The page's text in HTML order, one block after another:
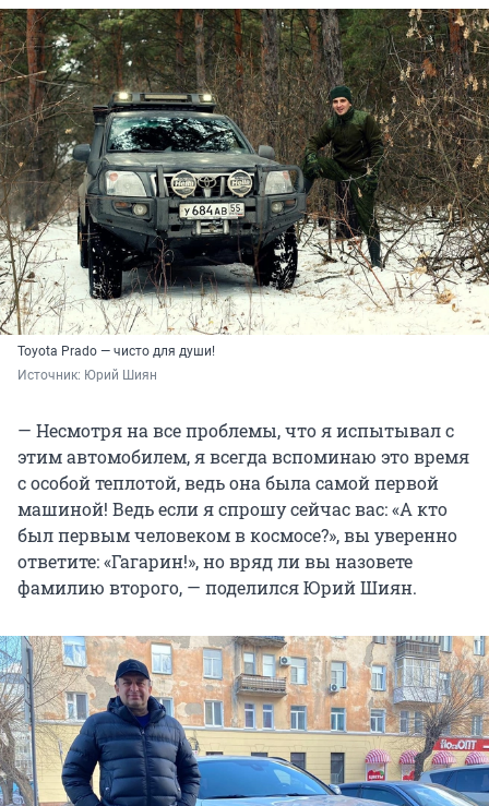
Toyota Prado — чисто для души!
Источник: Юрий Шиян
— Несмотря на все проблемы, что я испытывал с
этим автомобилем, я всегда вспоминаю это время
с особой теплотой, ведь она была самой первой
машиной! Ведь если я спрошу сейчас вас: «А кто
был первым человеком в космосе?», вы уверенно
ответите: «Гагарин!», но вряд ли вы назовете
фамилию второго, — поделился Юрий Шиян.